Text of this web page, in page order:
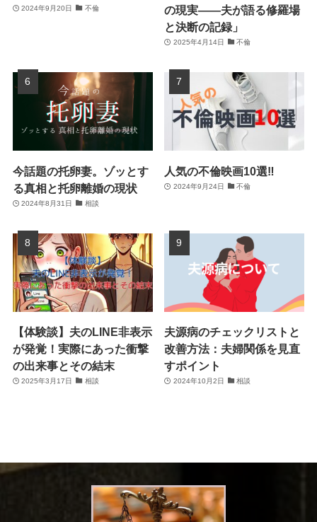
2024年9月20日 不倫
の現実――夫が語る修羅場
と決断の記録」
2025年4月14日 不倫
今話題の托卵妻。ゾッとす
る真相と托卵離婚の現状
2024年8月31日 相談
人気の不倫映画10選‼
2024年9月24日 不倫
【体験談】夫のLINE非表示
が発覚！実際にあった衝撃
の出来事とその結末
2025年3月17日 相談
夫源病のチェックリストと
改善方法：夫婦関係を見直
すポイント
2024年10月2日 相談